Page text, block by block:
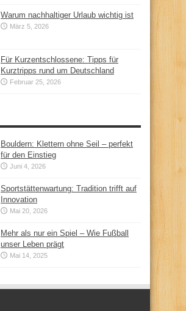
Warum nachhaltiger Urlaub wichtig ist
März 5, 2026
Für Kurzentschlossene: Tipps für
Kurztripps rund um Deutschland
Februar 25, 2026
Bouldern: Klettern ohne Seil – perfekt
für den Einstieg
Juni 4, 2026
Sportstättenwartung: Tradition trifft auf
Innovation
Mai 20, 2026
Mehr als nur ein Spiel – Wie Fußball
unser Leben prägt
Mai 14, 2025